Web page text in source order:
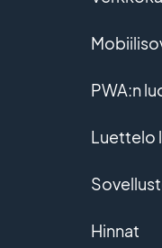
PWA:n
Luettelo
Hinnat